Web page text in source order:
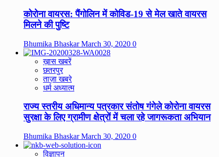
कोरोना वायरस: पैंगोलिन में कोविड-19 से मेल खाते वायरस
मिलने की पुष्टि
Bhumika BhaskarMarch 30, 2020 0
ख़ास खबरें
छतरपुर
ताज़ा खबरे
धर्म अध्यात्म
राज्य स्तरीय अधिमान्य पत्रकार संतोष गंगेले कोरोना वायरस
सुरक्षा के लिए ग्रामीण क्षेत्रों में चला रहे जागरूकता अभियान
Bhumika BhaskarMarch 30, 2020 0
विज्ञापन